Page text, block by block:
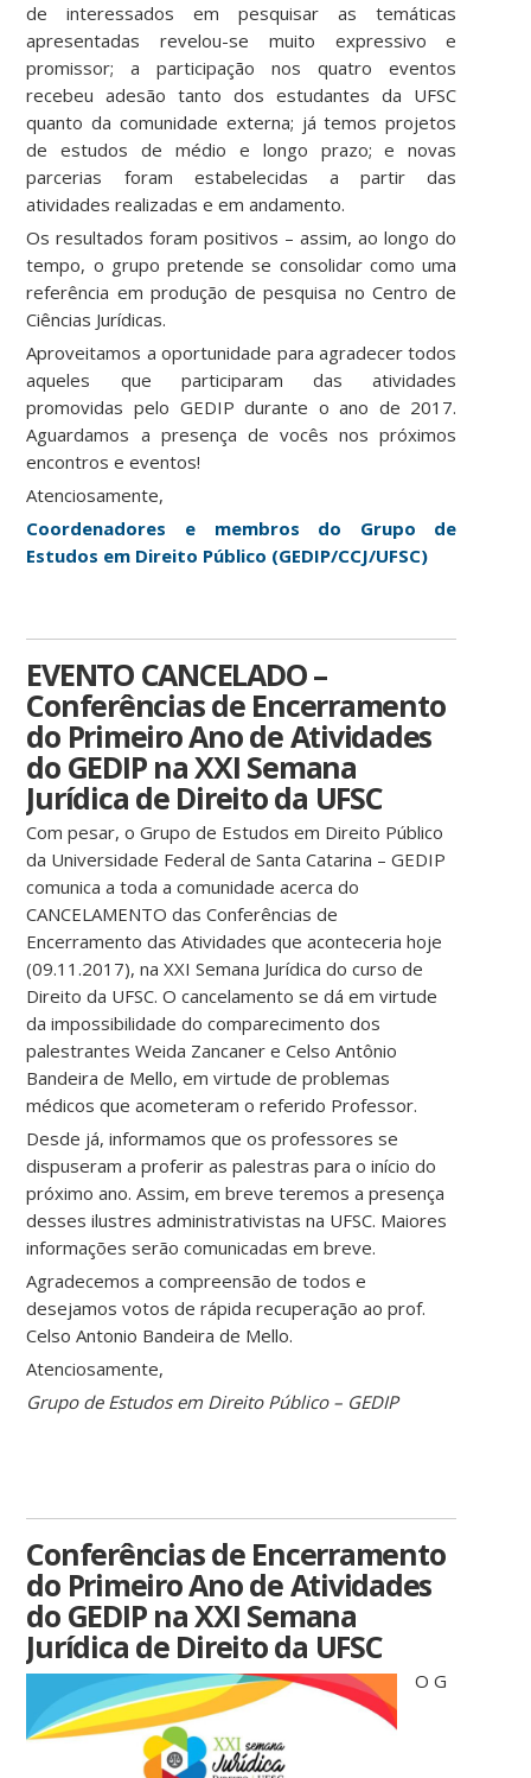
de interessados em pesquisar as temáticas
apresentadas revelou-se muito expressivo e
promissor; a participação nos quatro eventos
recebeu adesão tanto dos estudantes da UFSC
quanto da comunidade externa; já temos projetos
de estudos de médio e longo prazo; e novas
parcerias foram estabelecidas a partir das
atividades realizadas e em andamento.
Os resultados foram positivos – assim, ao longo do
tempo, o grupo pretende se consolidar como uma
referência em produção de pesquisa no Centro de
Ciências Jurídicas.
Aproveitamos a oportunidade para agradecer todos
aqueles que participaram das atividades
promovidas pelo GEDIP durante o ano de 2017.
Aguardamos a presença de vocês nos próximos
encontros e eventos!
Atenciosamente,
Coordenadores e membros do Grupo de
Estudos em Direito Público (GEDIP/CCJ/UFSC)
EVENTO CANCELADO –
Conferências de Encerramento
do Primeiro Ano de Atividades
do GEDIP na XXI Semana
Jurídica de Direito da UFSC
Com pesar, o Grupo de Estudos em Direito Público
da Universidade Federal de Santa Catarina – GEDIP
comunica a toda a comunidade acerca do
CANCELAMENTO das Conferências de
Encerramento das Atividades que aconteceria hoje
(09.11.2017), na XXI Semana Jurídica do curso de
Direito da UFSC. O cancelamento se dá em virtude
da impossibilidade do comparecimento dos
palestrantes Weida Zancaner e Celso Antônio
Bandeira de Mello, em virtude de problemas
médicos que acometeram o referido Professor.
Desde já, informamos que os professores se
dispuseram a proferir as palestras para o início do
próximo ano. Assim, em breve teremos a presença
desses ilustres administrativistas na UFSC. Maiores
informações serão comunicadas em breve.
Agradecemos a compreensão de todos e
desejamos votos de rápida recuperação ao prof.
Celso Antonio Bandeira de Mello.
Atenciosamente,
Grupo de Estudos em Direito Público – GEDIP
Conferências de Encerramento
do Primeiro Ano de Atividades
do GEDIP na XXI Semana
Jurídica de Direito da UFSC
O G